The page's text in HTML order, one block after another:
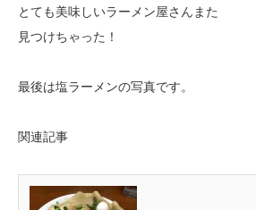
とても美味しいラーメン屋さんまた
見つけちゃった！
最後は塩ラーメンの写真です。
関連記事